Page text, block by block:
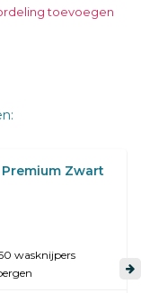
toevoegen
Zwart
wasknijpers